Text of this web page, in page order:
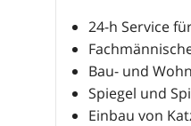
24-h Service
Bau- und
Spiegel und
Einbau von